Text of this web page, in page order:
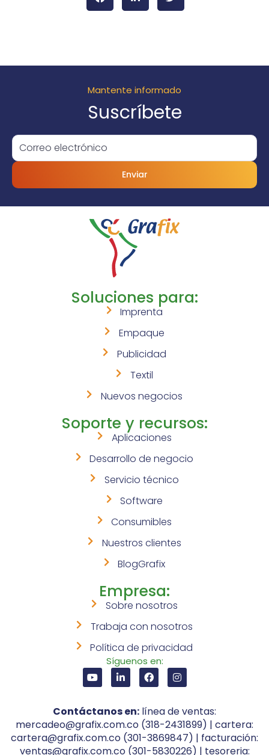
Mantente informado
Suscríbete
Enviar
Soluciones para:
Imprenta
Empaque
Publicidad
Textil
Nuevos negocios
Soporte y recursos:
Aplicaciones
Desarrollo de negocio
Servicio técnico
Software
Consumibles
Nuestros clientes
BlogGrafix
Empresa:
Sobre nosotros
Trabaja con nosotros
Política de privacidad
Síguenos en:
Contáctanos en: línea de ventas:
mercadeo@grafix.com.co (318-2431899) | cartera:
cartera@grafix.com.co (301-3869847) | facturación:
ventas@grafix.com.co (301-5830226) | tesoreria: